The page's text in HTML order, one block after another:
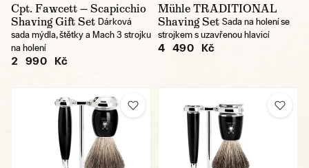
Cpt. Fawcett — Scapicchio
Shaving Gift Set Dárková
sada mýdla, štětky a Mach 3 strojku
na holení
2 990 Kč
Mühle TRADITIONAL
Shaving Set Sada na holení se
strojkem s uzavřenou hlavicí
4 490 Kč